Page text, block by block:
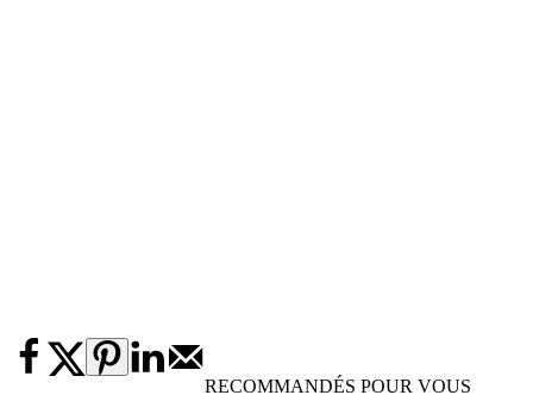
RECOMMANDÉS POUR VOUS